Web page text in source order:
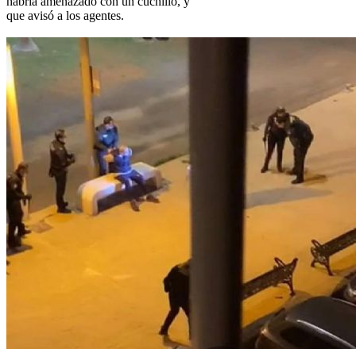
que avisó a los agentes.